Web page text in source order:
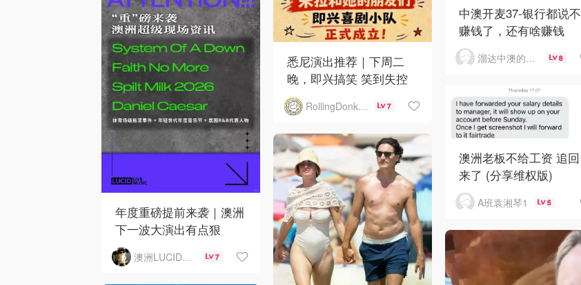
中澳开麦37-银行都说不
赚钱了，还有啥赚钱
溜达中澳的王公子 8
悉尼演出推荐｜下周二
晚，即兴搞笑 笑到失控
RollingDonkey 7
年度重磅提前来袭｜澳洲
下一波大演出有点狠
澳洲LUCID音乐演出 7
澳洲老板不给工资 追回
来了 (分享维权版)
A班袁湘琴1 5